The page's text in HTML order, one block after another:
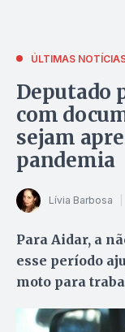
ÚLTIMAS
Deputado
com
sejam
pandemia
Lívia Barbosa
Para Aidar, a
esse período
moto para